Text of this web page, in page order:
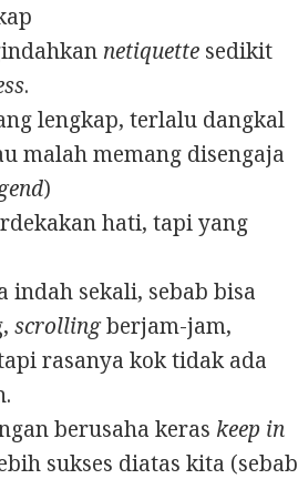
netiquette sedikit
.
lengkap, terlalu dangkal
malah memang disengaja
)
hati, tapi yang
sekali, sebab bisa
scrollingberjam-jam,
rasanya kok tidak ada
berusaha keras keep in
sukses diatas kita (sebab